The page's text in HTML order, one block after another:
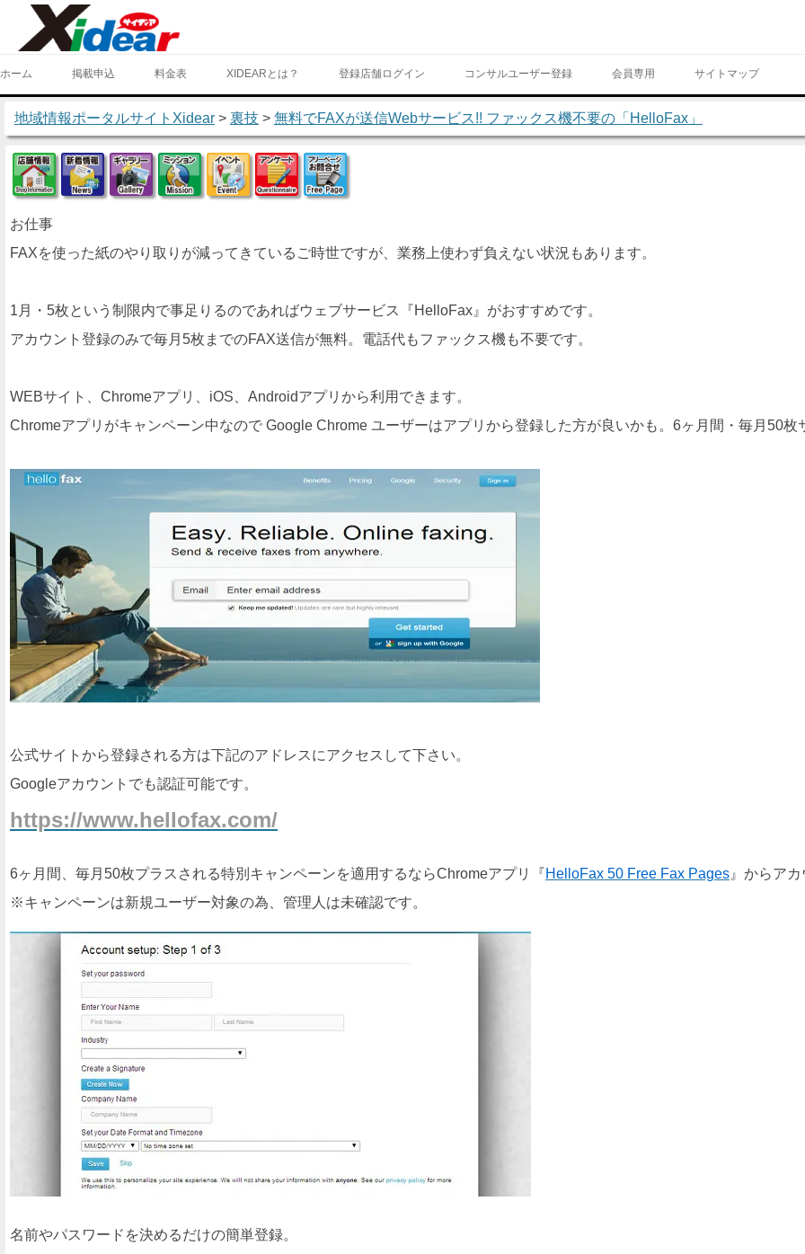
ホーム 掲載申込 料金表 XIDEARとは？ 登録店舗ログイン コンサルユーザー登録 会員専用 サイトマップ
地域情報ポータルサイトXidear > 裏技 > 無料でFAXが送信Webサービス!! ファックス機不要の「HelloFax」
店舗情報新着情報ギャラリーミッションイベントアンケートフリーページ
お仕事
FAXを使った紙のやり取りが減ってきているご時世ですが、業務上使わず負えない状況もあります。
1月・5枚という制限内で事足りるのであればウェブサービス『HelloFax』がおすすめです。
アカウント登録のみで毎月5枚までのFAX送信が無料。電話代もファックス機も不要です。
WEBサイト、Chromeアプリ、iOS、Androidアプリから利用できます。
Chromeアプリがキャンペーン中なので Google Chrome ユーザーはアプリから登録した方が良いかも。6ヶ月間・毎月50枚
公式サイトから登録される方は下記のアドレスにアクセスして下さい。
Googleアカウントでも認証可能です。
https://www.hellofax.com/
6ヶ月間、毎月50枚プラスされる特別キャンペーンを適用するならChromeアプリ『HelloFax 50 Free Fax Pages 』からアカ
※キャンペーンは新規ユーザー対象の為、管理人は未確認です。
名前やパスワードを決めるだけの簡単登録。